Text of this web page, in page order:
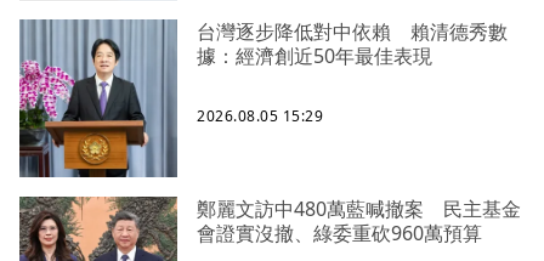
台灣逐步降低對中依賴 賴清德秀數
據：經濟創近50年最佳表現
2026.08.05 15:29
鄭麗文訪中480萬藍喊撤案 民主基金
會證實沒撤、綠委重砍960萬預算